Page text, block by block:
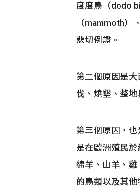
度度鳥（dodo
（mammoth）
悲切例證。
第二個原因是
伐、燒墾、整地
第三個原因，
是在歐洲殖民
綿羊、山羊、
的鳥類以及其他